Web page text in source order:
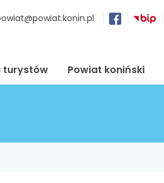
turystów Powiat koniński